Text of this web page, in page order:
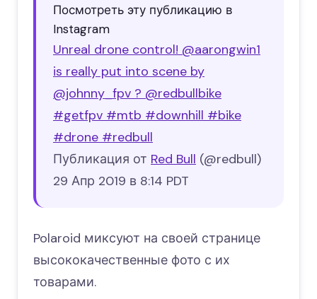
Посмотреть эту публикацию в
Instagram
Unreal drone control! @aarongwin1
is really put into scene by
@johnny_fpv ? @redbullbike
#getfpv #mtb #downhill #bike
#drone #redbull
Публикация от Red Bull (@redbull)
29 Апр 2019 в 8:14 PDT
Polaroid миксуют на своей странице
высококачественные фото с их
товарами.